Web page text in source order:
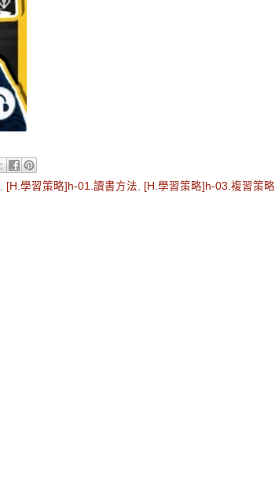
, [H.學習策略]h-01.讀書方法, [H.學習策略]h-03.複習策略